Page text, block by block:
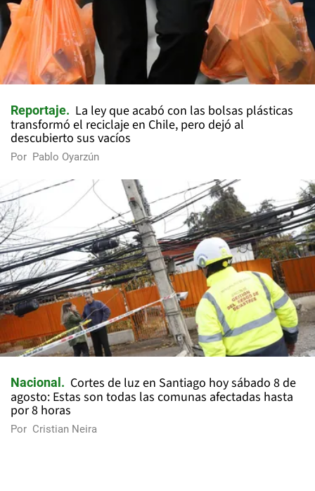
Reportaje
La ley que acabó con las bolsas plásticas
transformó el reciclaje en Chile, pero dejó al
descubierto sus vacíos
Por Pablo Oyarzún
Nacional
Cortes de luz en Santiago hoy sábado 8 de
agosto: Estas son todas las comunas afectadas hasta
por 8 horas
Por Cristian Neira